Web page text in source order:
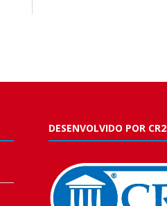
DESENVOLVIDO POR CR2